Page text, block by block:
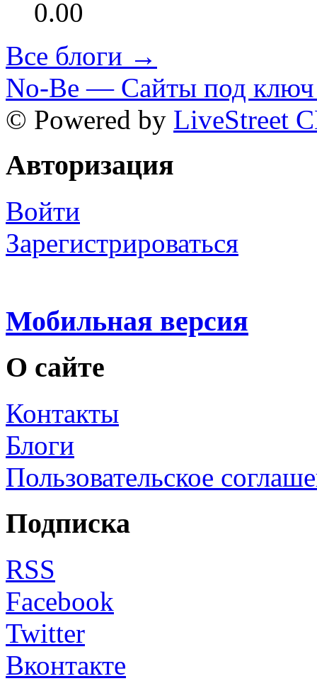
0.00
Все блоги →
No-Be — Сайты под ключ
© Powered by LiveStreet
Авторизация
Войти
Зарегистрироваться
Мобильная версия
О сайте
Контакты
Блоги
Пользовательское
Подписка
RSS
Facebook
Twitter
Вконтакте